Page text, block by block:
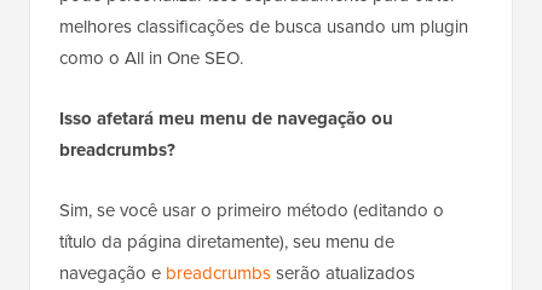
melhores classificações de busca usando um plugin
como o All in One SEO.
Isso afetará meu menu de navegação ou
breadcrumbs?
Sim, se você usar o primeiro método (editando o
título da página diretamente), seu menu de
navegação e breadcrumbsserão atualizados